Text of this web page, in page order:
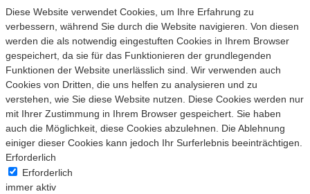
Diese Website verwendet Cookies, um Ihre Erfahrung zu
verbessern, während Sie durch die Website navigieren. Von diesen
werden die als notwendig eingestuften Cookies in Ihrem Browser
gespeichert, da sie für das Funktionieren der grundlegenden
Funktionen der Website unerlässlich sind. Wir verwenden auch
Cookies von Dritten, die uns helfen zu analysieren und zu
verstehen, wie Sie diese Website nutzen. Diese Cookies werden nur
mit Ihrer Zustimmung in Ihrem Browser gespeichert. Sie haben
auch die Möglichkeit, diese Cookies abzulehnen. Die Ablehnung
einiger dieser Cookies kann jedoch Ihr Surferlebnis beeinträchtigen.
Erforderlich
Erforderlich
immer aktiv